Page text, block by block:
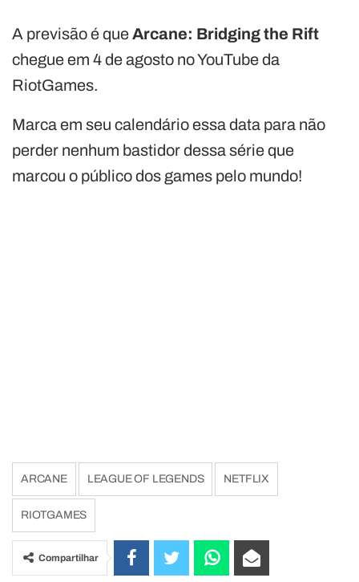
A previsão é queArcane: Bridging the Rift
chegue em 4 de agosto no YouTube da
RiotGames.
Marca em seu calendário essa data para não
perder nenhum bastidor dessa série que
marcou o público dos games pelo mundo!
ARCANE LEAGUE OF LEGENDS NETFLIX
RIOTGAMES
Compartilhar